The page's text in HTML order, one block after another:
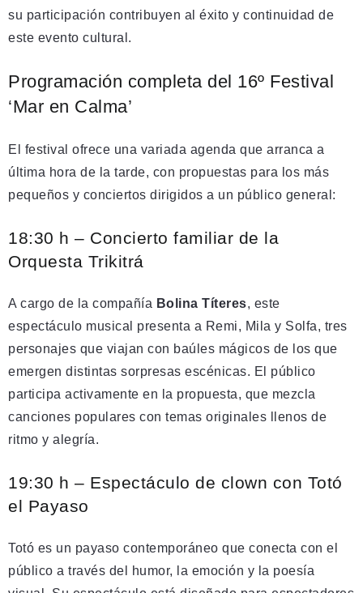
su participación contribuyen al éxito y continuidad de
este evento cultural.
Programación completa del 16º Festival
‘Mar en Calma’
El festival ofrece una variada agenda que arranca a
última hora de la tarde, con propuestas para los más
pequeños y conciertos dirigidos a un público general:
18:30 h – Concierto familiar de la
Orquesta Trikitrá
A cargo de la compañía Bolina Títeres, este
espectáculo musical presenta a Remi, Mila y Solfa, tres
personajes que viajan con baúles mágicos de los que
emergen distintas sorpresas escénicas. El público
participa activamente en la propuesta, que mezcla
canciones populares con temas originales llenos de
ritmo y alegría.
19:30 h – Espectáculo de clown con Totó
el Payaso
Totó es un payaso contemporáneo que conecta con el
público a través del humor, la emoción y la poesía